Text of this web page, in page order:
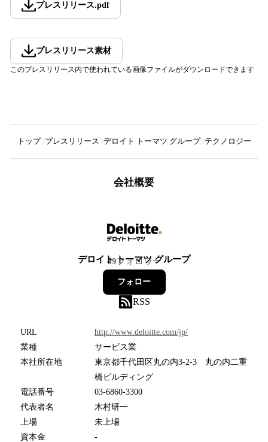
プレスリリース.pdf
プレスリリース素材
このプレスリリース内で使われている画像ファイルがダウンロードできます
トップ プレスリリース デロイト トーマツ グループ テクノロジー企
会社概要
デロイト トーマツ グループ
49フォロワー
フォロー
RSS
URL
http://www.deloitte.com/jp/
業種
サービス業
本社所在地
東京都千代田区丸の内3-2-3 丸の内二重
橋ビルディング
電話番号
03-6860-3300
代表者名
木村研一
上場
未上場
資本金
-